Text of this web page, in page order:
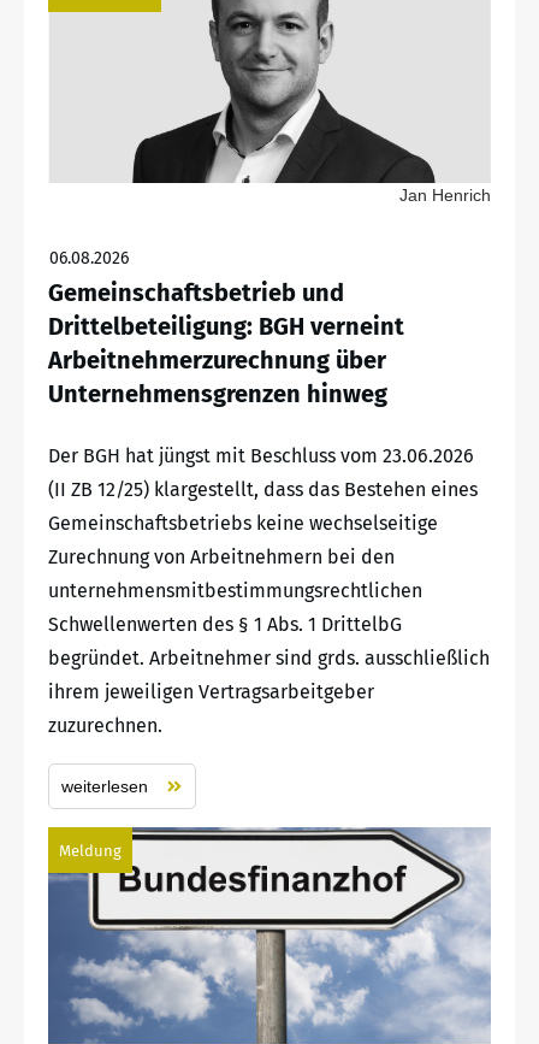
Jan Henrich
06.08.2026
Gemeinschaftsbetrieb und
Drittelbeteiligung: BGH verneint
Arbeitnehmerzurechnung über
Unternehmensgrenzen hinweg
Der BGH hat jüngst mit Beschluss vom 23.06.2026
(II ZB 12/25) klargestellt, dass das Bestehen eines
Gemeinschaftsbetriebs keine wechselseitige
Zurechnung von Arbeitnehmern bei den
unternehmensmitbestimmungsrechtlichen
Schwellenwerten des § 1 Abs. 1 DrittelbG
begründet. Arbeitnehmer sind grds. ausschließlich
ihrem jeweiligen Vertragsarbeitgeber
zuzurechnen.
weiterlesen
Meldung